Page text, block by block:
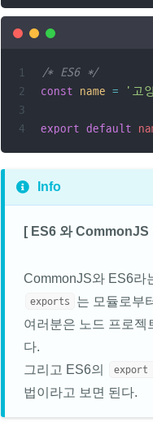
/* ES6 */
const name = '고
export default
Info
[ ES6 와 CommonJS
CommonJS와 ES6라
exports
는 모듈로부
여러분은 노드 프로젝
다.
그리고 ES6의
export
법이라고 보면 된다.